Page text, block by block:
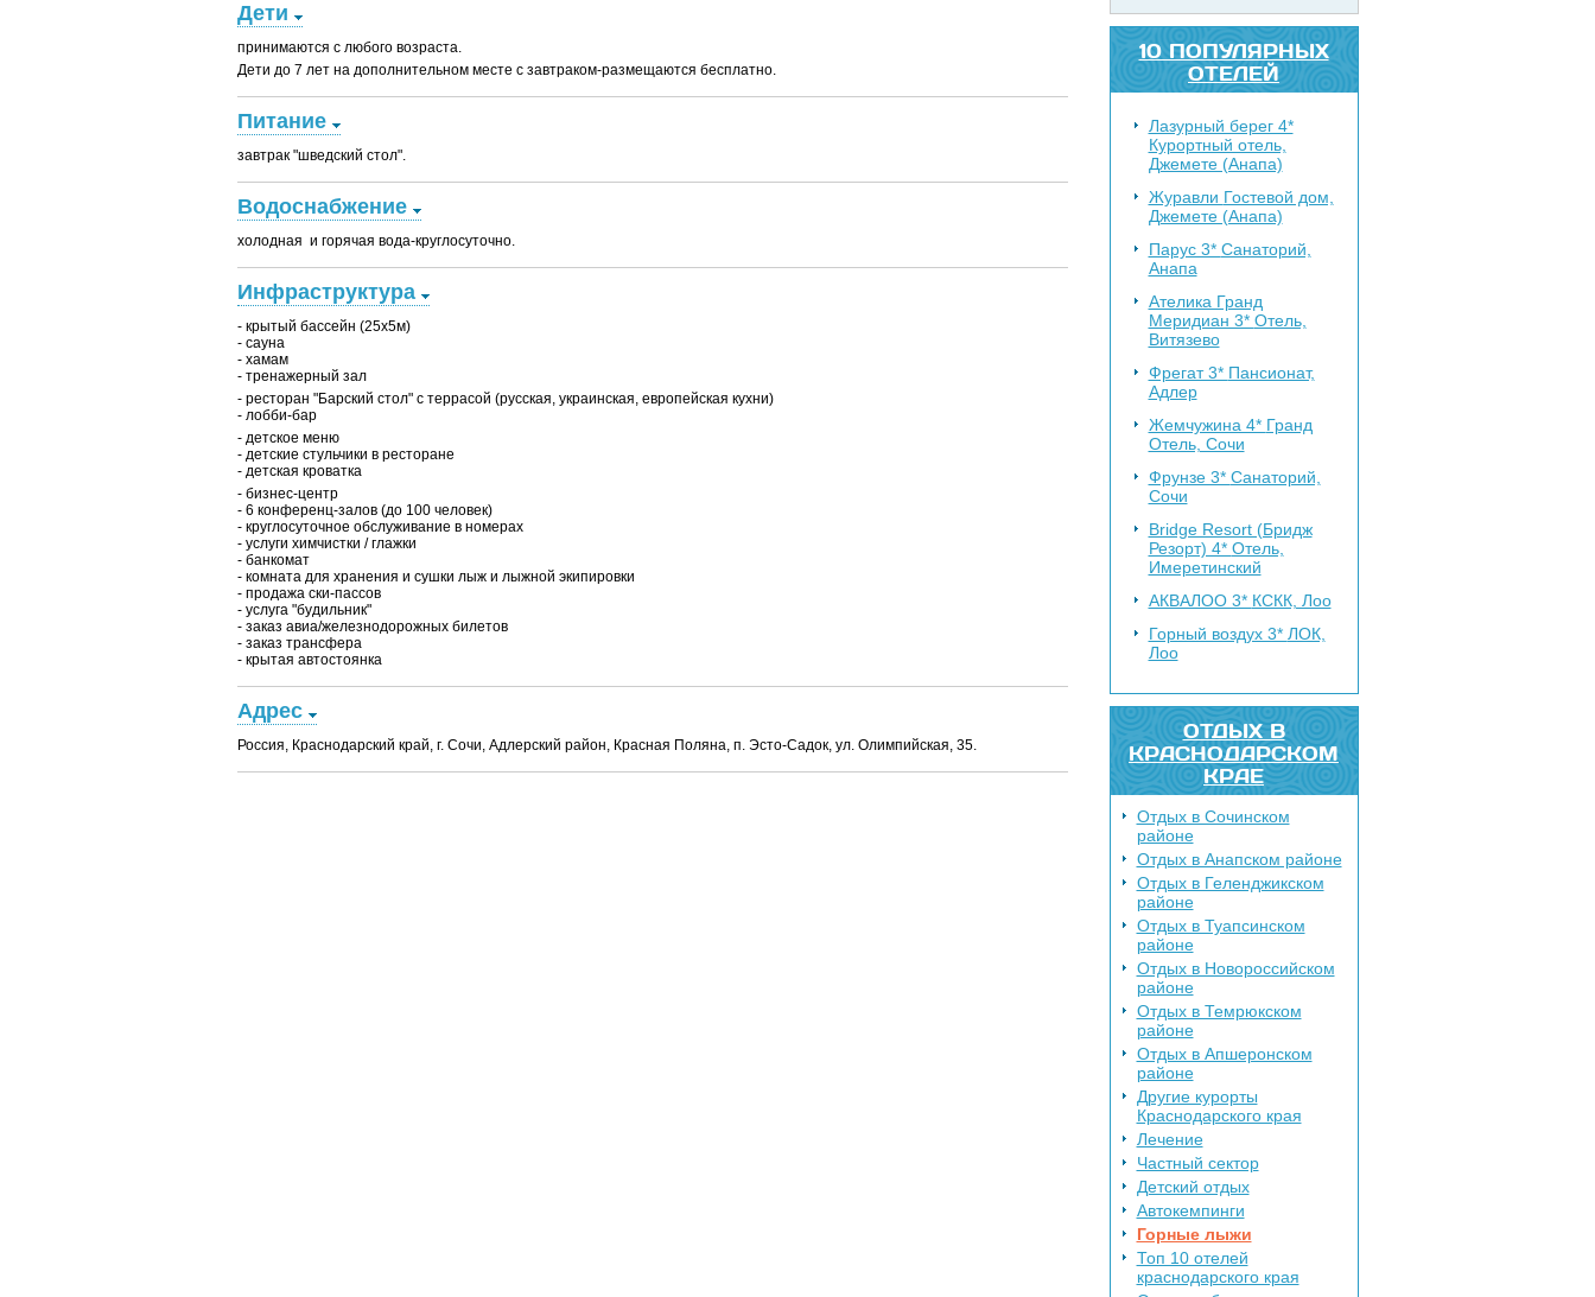
10 ПОПУЛЯРНЫХ
ОТЕЛЕЙ
Лазурный берег 4*
Курортный отель,
Джемете (Анапа)
Журавли Гостевой дом,
Джемете (Анапа)
Парус 3* Санаторий,
Анапа
Ателика Гранд
Меридиан 3* Отель,
Витязево
Фрегат 3* Пансионат,
Адлер
Жемчужина 4* Гранд
Отель, Сочи
Фрунзе 3* Санаторий,
Сочи
Bridge Resort (Бридж
Резорт) 4* Отель,
Имеретинский
АКВАЛОО 3* КСКК, Лоо
Горный воздух 3* ЛОК,
Лоо
ОТДЫХ В
КРАСНОДАРСКОМ
КРАЕ
Отдых в Сочинском
районе
Отдых в Анапском районе
Отдых в Геленджикском
районе
Отдых в Туапсинском
районе
Отдых в Новороссийском
районе
Отдых в Темрюкском
районе
Отдых в Апшеронском
районе
Другие курорты
Краснодарского края
Лечение
Частный сектор
Детский отдых
Автокемпинги
Горные лыжи
Топ 10 отелей
краснодарского края
Дети
принимаются с любого возраста.
Дети до 7 лет на дополнительном месте с завтраком-размещаются бесплатно.
Питание
завтрак "шведский стол".
Водоснабжение
холодная и горячая вода-круглосуточно.
Инфраструктура
- крытый бассейн (25x5м)
- сауна
- хамам
- тренажерный зал
- ресторан "Барский стол" с террасой (русская, украинская, европейская кухни)
- лобби-бар
- детское меню
- детские стульчики в ресторане
- детская кроватка
- бизнес-центр
- 6 конференц-залов (до 100 человек)
- круглосуточное обслуживание в номерах
- услуги химчистки / глажки
- банкомат
- комната для хранения и сушки лыж и лыжной экипировки
- продажа ски-пассов
- услуга "будильник"
- заказ авиа/железнодорожных билетов
- заказ трансфера
- крытая автостоянка
Адрес
Россия, Краснодарский край, г. Сочи, Адлерский район, Красная Поляна, п. Эсто-Садок, ул. Олимпийская, 35.